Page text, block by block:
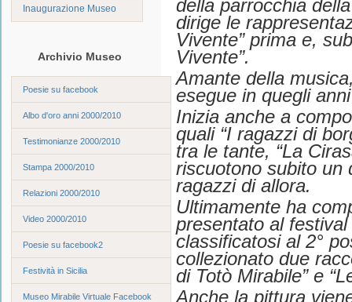
Inaugurazione Museo
Archivio Museo
Poesie su facebook
Albo d'oro anni 2000/2010
Testimonianze 2000/2010
Stampa 2000/2010
Relazioni 2000/2010
Video 2000/2010
Poesie su facebook2
Festività in Sicilia
Museo Mirabile Virtuale Facebook
della parrocchia
dirige le
Vivente” prima e,
Vivente”.
Amante della
esegue in quegli
Inizia anche a
quali “I ragazzi di
tra le tante, “La
riscuotono subito un
ragazzi di allora.
Ultimamente ha
presentato al
classificatosi al 2°
collezionato due
di Totò Mirabile” e
Anche la pittura